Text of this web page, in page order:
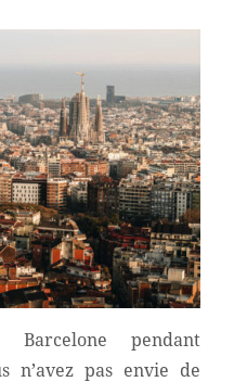
Barcelone pendant
n’avez pas envie de